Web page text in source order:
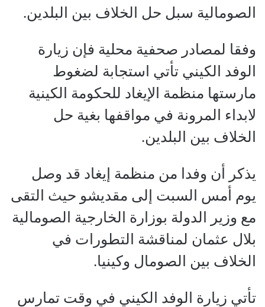
الصومالية سبل حل الخلاف بين البلدين.
وفقا لمصادر صحفية محلية فإن زيارة
الوفد الكيني تأتي استجابة لضغوط
مارستها منظمة الإيغاد للحكومة الكينية
لابداء المرونة في مواقفها بغية حل
الخلاف بين البلدين.
يذكر أن وفدا من منظمة إيغاد قد وصل
يوم أمس السبت إلى مقديشو حيث التقى
مع وزير الدولة بوزارة الخارجية الصومالية
بلال عثمان لمناقشة التطورات في
الخلاف بين الصومال وكينيا.
تأتي زيارة الوفد الكيني في وقت تمارس